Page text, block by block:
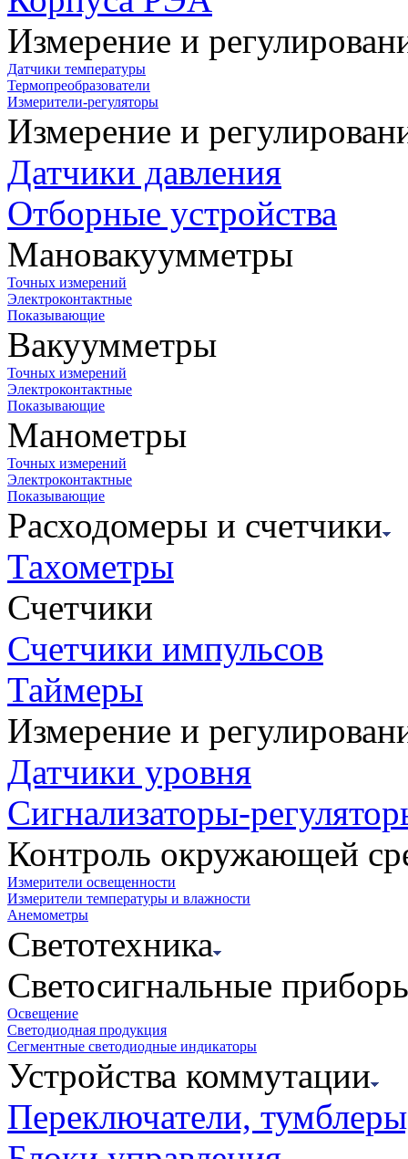
Измерение и
Датчики температуры
Термопреобразователи
Измерители-регуляторы
Измерение и
Датчики давления
Отборные устройства
Мановакуумметры
Точных измерений
Электроконтактные
Показывающие
Вакуумметры
Точных измерений
Электроконтактные
Показывающие
Манометры
Точных измерений
Электроконтактные
Показывающие
Расходомеры и счетчики
Тахометры
Счетчики
Счетчики импульсов
Таймеры
Измерение и
Датчики уровня
Сигнализаторы-
Контроль окружающей
Измерители освещенности
Измерители температуры и влажности
Анемометры
Светотехника
Светосигнальные
Освещение
Светодиодная продукция
Сегментные светодиодные индикаторы
Устройства коммутации
Переключатели,